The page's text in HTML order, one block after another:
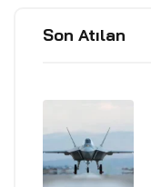
Son Atılan